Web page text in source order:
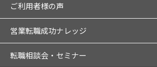
ご利用者様の声
営業転職成功ナレッジ
転職相談会・セミナー